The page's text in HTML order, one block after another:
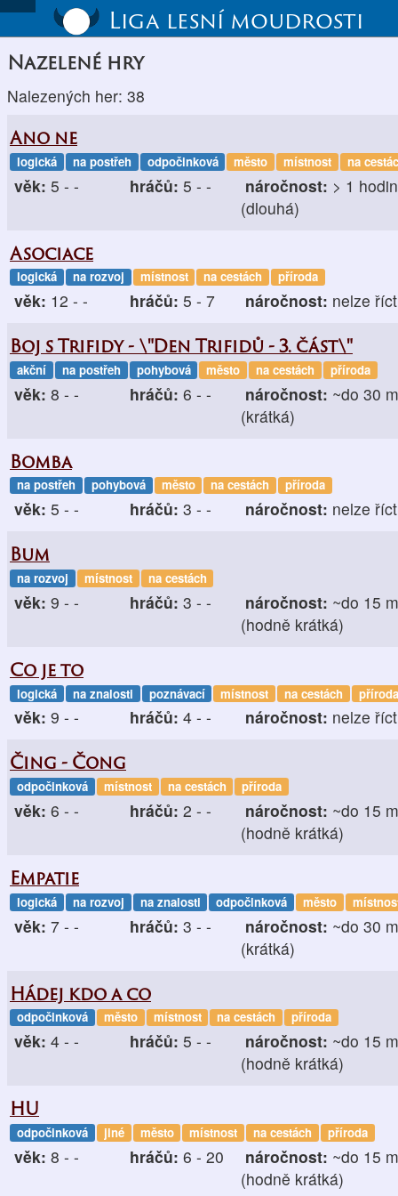
Liga lesní moudrosti
Nazelené hry
Nalezených her: 38
Ano ne
logická na postřeh odpočinková město místnost na
věk: 5 - - hráčů: 5 - - náročnost: > 1
(dlouhá)
Asociace
logická na rozvoj místnost na cestách příroda
věk: 12 - - hráčů: 5 - 7 náročnost: nelze říct
Boj s Trifidy - \"Den Trifidů - 3. část\"
akční na postřeh pohybová město na cestách příroda
věk: 8 - - hráčů: 6 - - náročnost: ~do 30
(krátká)
Bomba
na postřeh pohybová město na cestách příroda
věk: 5 - - hráčů: 3 - - náročnost: nelze říct
Bum
na rozvoj místnost na cestách
věk: 9 - - hráčů: 3 - - náročnost: ~do 15
(hodně krátká)
Co je to
logická na znalosti poznávací místnost na cestách příroda
věk: 9 - - hráčů: 4 - - náročnost: nelze říct
Čing - Čong
odpočinková místnost na cestách příroda
věk: 6 - - hráčů: 2 - - náročnost: ~do 15
(hodně krátká)
Empatie
logická na rozvoj na znalosti odpočinková město
věk: 7 - - hráčů: 3 - - náročnost: ~do 30
(krátká)
Hádej kdo a co
odpočinková město místnost na cestách příroda
věk: 4 - - hráčů: 5 - - náročnost: ~do 15
(hodně krátká)
HU
odpočinková jiné město místnost na cestách příroda
věk: 8 - - hráčů: 6 - 20 náročnost: ~do 15
(hodně krátká)